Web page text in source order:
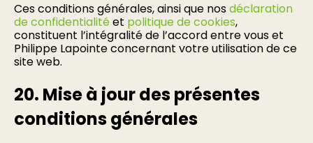
Ces conditions générales, ainsi que nosdéclaration
de confidentialitéet politique de cookies,
constituent l’intégralité de l’accord entre vous et
Philippe Lapointe concernant votre utilisation de ce
site web.
20. Mise à jour des présentes
conditions générales